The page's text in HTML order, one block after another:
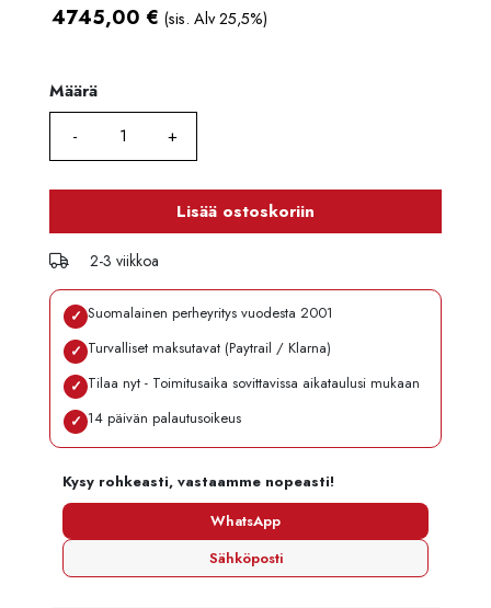
4745,00 € (sis. Alv 25,5%)
Määrä
Määrä
Lisää ostoskoriin
2-3 viikkoa
✓ Suomalainen perheyritys vuodesta 2001
✓ Turvalliset maksutavat (Paytrail / Klarna)
✓ Tilaa nyt - Toimitusaika sovittavissa aikataulusi mukaan
✓ 14 päivän palautusoikeus
Kysy rohkeasti, vastaamme nopeasti!
WhatsApp
Sähköposti